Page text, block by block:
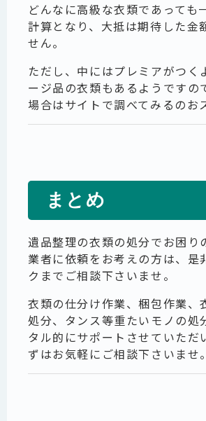
どんなに高級な衣類であっても
計算となり、大抵は期待した金
せん。
ただし、中にはプレミアがつく
ージ品の衣類もあるようですの
場合はサイトで調べてみるのお
まとめ
遺品整理の衣類の処分でお困り
業者に依頼をお考えの方は、是
クまでご相談下さいませ。
衣類の仕分け作業、梱包作業、
処分、タンス等重たいモノの処
タル的にサポートさせていただ
ずはお気軽にご相談下さいませ。